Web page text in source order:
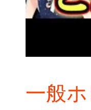
一般